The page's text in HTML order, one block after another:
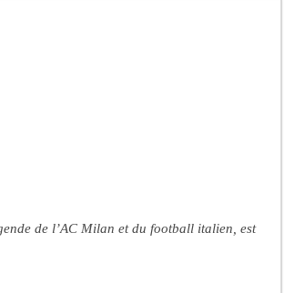
de l’AC Milan et du football italien, est